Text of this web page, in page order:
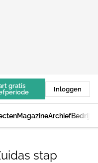
gratis
Inloggen
MagazineArchief
stap